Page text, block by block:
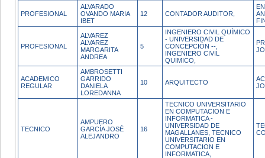
PROFESIONAL
ALVARADO
OVANDO MARIA
IBET
12 CONTADOR AUDITOR,
PROFESIONAL
ALVAREZ
ALVAREZ
MARGARITA
ANDREA
5
INGENIERO CIVIL QUÍMICO
- UNIVERSIDAD DE
CONCEPCIÓN --,
INGENIERO CIVIL
QUIMICO,
ACADEMICO
REGULAR
AMBROSETTI
GARRIDO
DANIELA
LOREDANNA
10 ARQUITECTO
TECNICO
AMPUERO
GARCÍA JOSÉ
ALEJANDRO
16
TECNICO UNIVERSITARIO
EN COMPUTACION E
INFORMATICA -
UNIVERSIDAD DE
MAGALLANES, TECNICO
UNIVERSITARIO EN
COMPUTACION E
INFORMATICA,